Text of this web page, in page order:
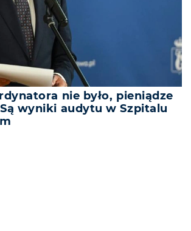
nie było, pieniądze
wyniki audytu w Szpitalu